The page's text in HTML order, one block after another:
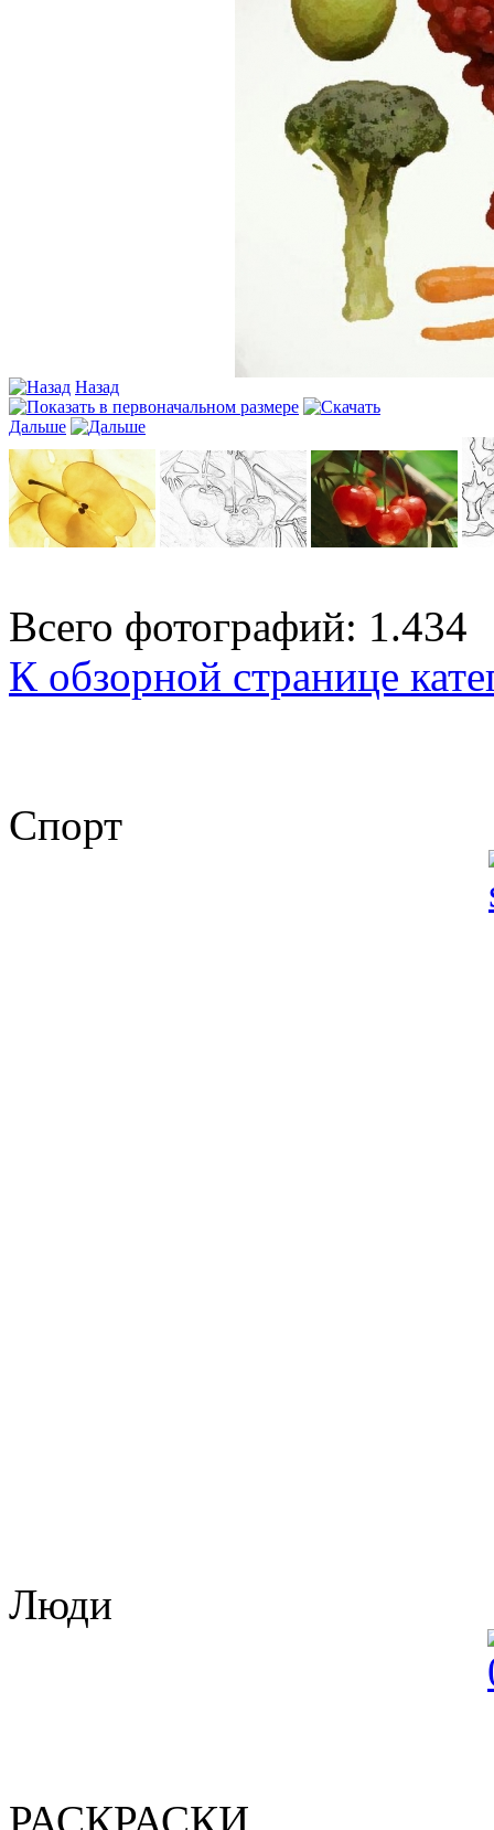
Назад
Дальше
Всего фотографий: 1.434
К обзорной странице
Спорт
Люди
РАСКРАСКИ